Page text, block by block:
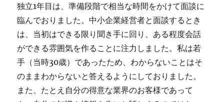
独立1年目は、準備段階で相当な時間をかけて面談に
臨んでおりました。中小企業経営者と面談するとき
は、当初はできる限り聞き手に回り、ある程度会話
ができる雰囲気を作ることに注力しました。私は若
手（当時30歳）であったため、わからないことはそ
のままわからないと答えるようにしておりました。
また、たとえ自分の得意な業界のお客様であって